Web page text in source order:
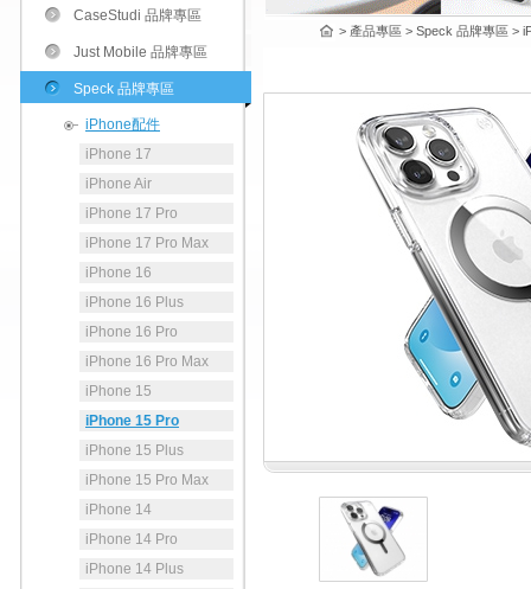
CaseStudi 品牌專區
Just Mobile 品牌專區
Speck 品牌專區
iPhone配件
iPhone 17
iPhone Air
iPhone 17 Pro
iPhone 17 Pro Max
iPhone 16
iPhone 16 Plus
iPhone 16 Pro
iPhone 16 Pro Max
iPhone 15
iPhone 15 Pro
iPhone 15 Plus
iPhone 15 Pro Max
iPhone 14
iPhone 14 Pro
iPhone 14 Plus
> 產品專區 > Speck 品牌專區 >